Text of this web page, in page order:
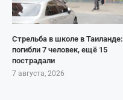
Стрельба в школе в Таиланде:
погибли 7 человек, ещё 15
пострадали
7 августа, 2026